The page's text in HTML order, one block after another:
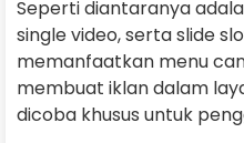
Seperti diantaranya
single video, serta slide
memanfaatkan menu
membuat iklan dalam
dicoba khusus untuk